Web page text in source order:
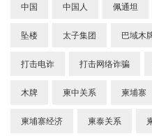
中国 中国人 佩通坦
坠楼 太子集团 巴域木
打击电诈 打击网络诈骗
木牌 柬中关系 柬埔寨
柬埔寨经济 柬泰关系